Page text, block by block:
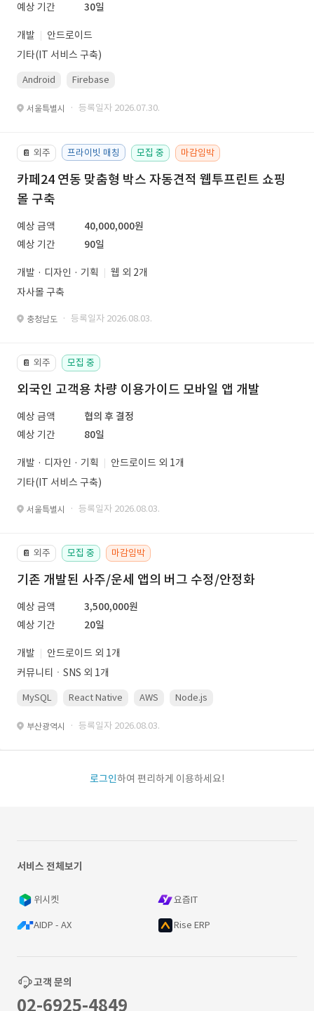
예상 기간
30일
개발
안드로이드
기타(IT 서비스 구축)
Android Firebase
서울특별시 · 등록일자 2026.07.30.
📔 외주 프라이빗 매칭 모집 중 마감임박
카페24 연동 맞춤형 박스 자동견적 웹투프린트 쇼핑
몰 구축
예상 금액
40,000,000원
예상 기간
90일
개발 · 디자인 · 기획
웹 외 2개
자사몰 구축
충청남도 · 등록일자 2026.08.03.
📔 외주 모집 중
외국인 고객용 차량 이용가이드 모바일 앱 개발
예상 금액
협의 후 결정
예상 기간
80일
개발 · 디자인 · 기획
안드로이드 외 1개
기타(IT 서비스 구축)
서울특별시 · 등록일자 2026.08.03.
📔 외주 모집 중 마감임박
기존 개발된 사주/운세 앱의 버그 수정/안정화
예상 금액
3,500,000원
예상 기간
20일
개발
안드로이드 외 1개
커뮤니티ㆍSNS 외 1개
MySQL React Native AWS Node.js
부산광역시 · 등록일자 2026.08.03.
로그인하여 편리하게 이용하세요!
서비스 전체보기
위시켓 요즘IT
AIDP - AX Rise ERP
고객 문의
02-6925-4849